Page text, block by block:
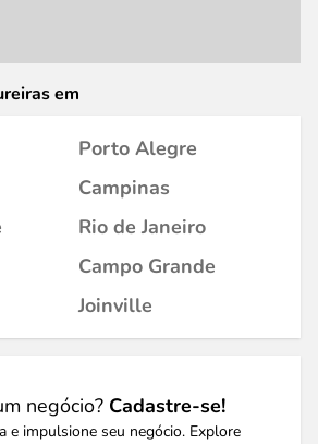
em
Porto Alegre
Campinas
Rio de Janeiro
Campo Grande
Joinville
negócio? Cadastre-se!
e impulsione seu negócio. Explore